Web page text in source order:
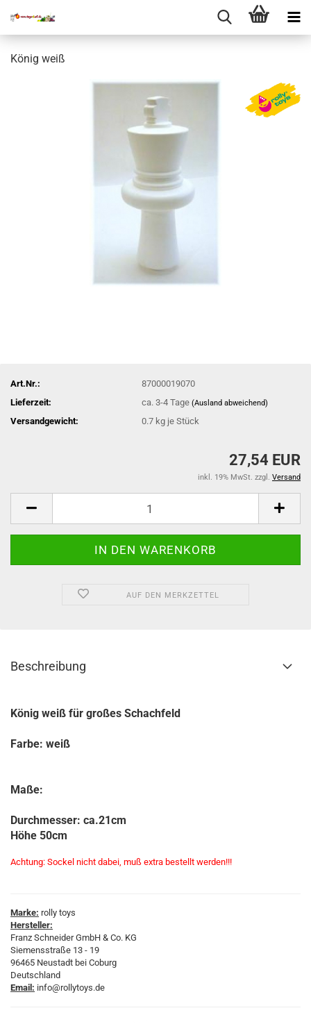
König weiß
Art.Nr.:
87000019070
Lieferzeit:
ca. 3-4 Tage(Ausland abweichend)
Versandgewicht: 0.7 kg je Stück
27,54 EUR
inkl. 19% MwSt. zzgl. Versand
AUF DEN MERKZETTEL
Beschreibung
König weiß für großes Schachfeld
Farbe: weiß
Maße:
Durchmesser: ca.21cm
Höhe 50cm
Achtung: Sockel nicht dabei, muß extra bestellt werden!!!
Marke: rolly toys
Hersteller:
Franz Schneider GmbH & Co. KG
Siemensstraße 13 - 19
96465 Neustadt bei Coburg
Deutschland
Email: info@rollytoys.de